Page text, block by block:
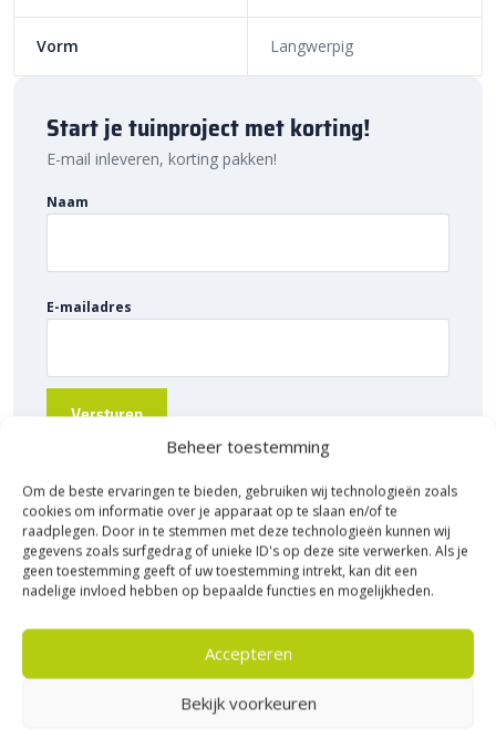
Beheer toestemming
Om de beste ervaringen te bieden, gebruiken wij technologieën zoals
cookies om informatie over je apparaat op te slaan en/of te
raadplegen. Door in te stemmen met deze technologieën kunnen wij
gegevens zoals surfgedrag of unieke ID's op deze site verwerken. Als je
geen toestemming geeft of uw toestemming intrekt, kan dit een
nadelige invloed hebben op bepaalde functies en mogelijkheden.
Accepteren
Bekijk voorkeuren
brede assortiment en scherpe prijzen vind je altijd de juiste
Vorm Langwerpig
Start je tuinproject met korting!
E-mail inleveren, korting pakken!
Naam
E-mailadres